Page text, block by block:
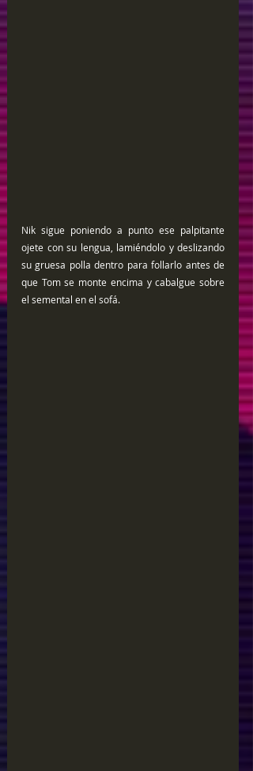
Nik sigue poniendo a punto ese palpitante
ojete con su lengua, lamiéndolo y deslizando
su gruesa polla dentro para follarlo antes de
que Tom se monte encima y cabalgue sobre
el semental en el sofá.